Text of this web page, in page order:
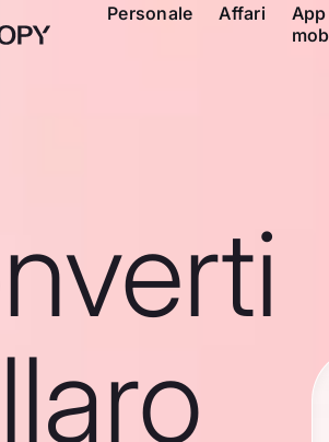
Personale Affari
App